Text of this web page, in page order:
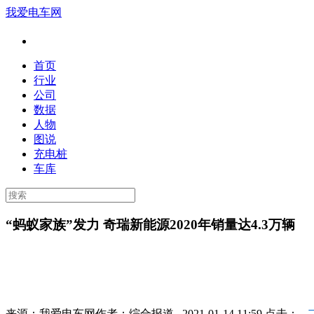
我爱电车网
首页
行业
公司
数据
人物
图说
充电桩
车库
“蚂蚁家族”发力 奇瑞新能源2020年销量达4.3万辆